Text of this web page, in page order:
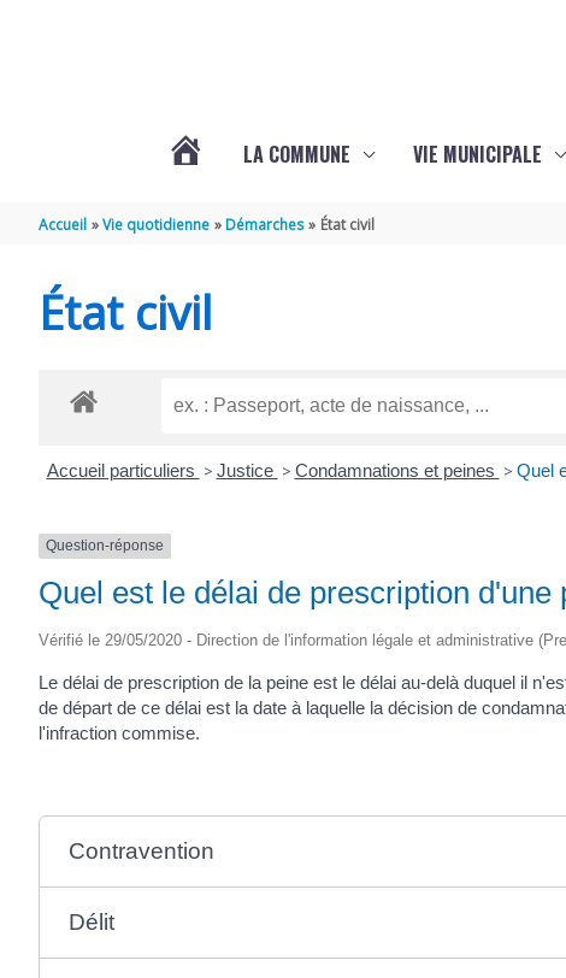
LA COMMUNE VIE MUNICIPALE
Accueil Vie quotidienne Démarches État civil
État civil
Accueil particuliers > Justice > Condamnations et peines > Quel
Question-réponse
Quel est le délai de prescription d'une
Vérifié le 29/05/2020 - Direction de l'information légale et administrative
Le délai de prescription de la peine est le délai au-delà duquel il
de départ de ce délai est la date à laquelle la décision de
l'infraction commise.
Contravention
Délit